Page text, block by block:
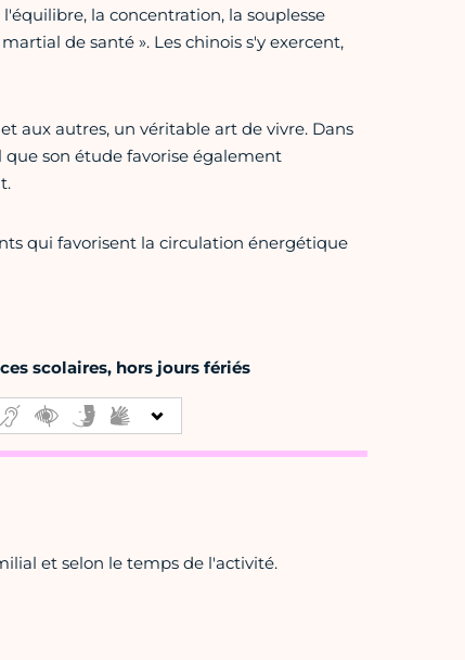
la concentration, la souplesse
de santé ». Les chinois s'y exercent,
aux autres, un véritable art de vivre. Dans
son étude favorise également
qui favorisent la circulation énergétique
scolaires, hors jours fériés
et selon le temps de l'activité.